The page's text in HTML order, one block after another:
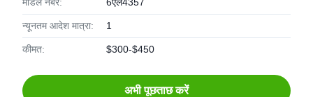
न्यूनतम आदेश मात्रा: 1
कीमत: $300-$450
अभी पूछताछ करें